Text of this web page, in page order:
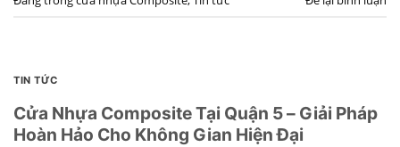
TIN TỨC
Cửa Nhựa Composite Tại Quận 5 – Giải Pháp
Hoàn Hảo Cho Không Gian Hiện Đại